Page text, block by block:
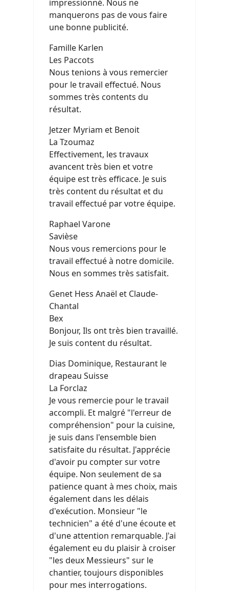
impressionné. Nous ne
manquerons pas de vous faire
une bonne publicité.
Famille Karlen
Les Paccots
Nous tenions à vous remercier
pour le travail effectué. Nous
sommes très contents du
résultat.
Jetzer Myriam et Benoit
La Tzoumaz
Effectivement, les travaux
avancent très bien et votre
équipe est très efficace. Je suis
très content du résultat et du
travail effectué par votre équipe.
Raphael Varone
Savièse
Nous vous remercions pour le
travail effectué à notre domicile.
Nous en sommes très satisfait.
Genet Hess Anaël et Claude-
Chantal
Bex
Bonjour, Ils ont très bien travaillé.
Je suis content du résultat.
Dias Dominique, Restaurant le
drapeau Suisse
La Forclaz
Je vous remercie pour le travail
accompli. Et malgré "l'erreur de
compréhension" pour la cuisine,
je suis dans l'ensemble bien
satisfaite du résultat. J'apprécie
d'avoir pu compter sur votre
équipe. Non seulement de sa
patience quant à mes choix, mais
également dans les délais
d'exécution. Monsieur "le
technicien" a été d'une écoute et
d'une attention remarquable. J'ai
également eu du plaisir à croiser
"les deux Messieurs" sur le
chantier, toujours disponibles
pour mes interrogations.